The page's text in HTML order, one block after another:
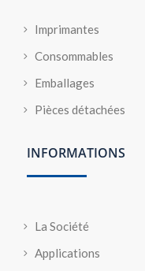
Imprimantes
Consommables
Emballages
Pièces détachées
INFORMATIONS
La Société
Applications